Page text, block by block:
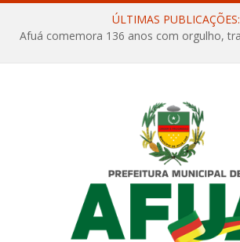
ÚLTIMAS PUBLICAÇÕES: